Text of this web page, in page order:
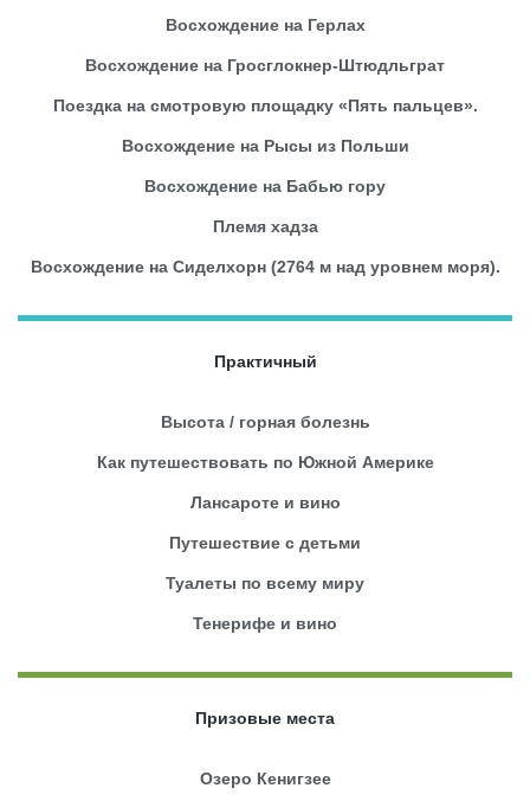
Восхождение на Герлах
Восхождение на Гросглокнер-Штюдльграт
Поездка на смотровую площадку «Пять пальцев».
Восхождение на Рысы из Польши
Восхождение на Бабью гору
Племя хадза
Восхождение на Сиделхорн (2764 м над уровнем моря).
Практичный
Высота / горная болезнь
Как путешествовать по Южной Америке
Лансароте и вино
Путешествие с детьми
Туалеты по всему миру
Тенерифе и вино
Призовые места
Озеро Кенигзее